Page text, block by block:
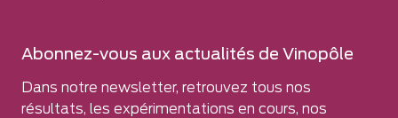
Abonnez-vous aux actualités de Vinopôle
Dans notre newsletter, retrouvez tous nos
résultats, les expérimentations en cours, nos